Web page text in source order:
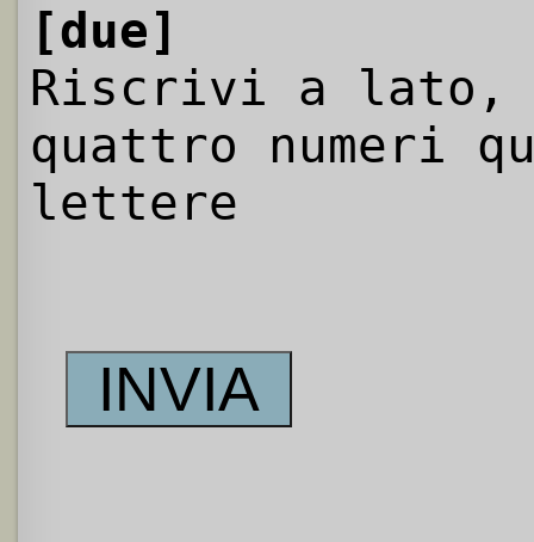
[due]
Riscrivi a
quattro numeri
lettere